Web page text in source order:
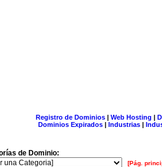
Registro de Dominios| Web Hosting |
Dominios Expirados | Industrias |
de Dominio:
[Pág.